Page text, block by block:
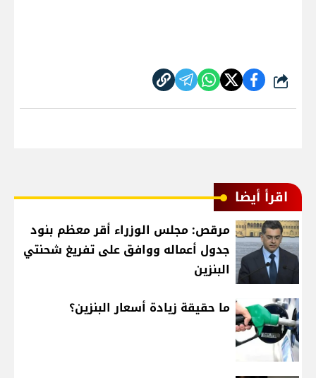
شارك
اقرأ أيضا
مرقص: مجلس الوزراء أقر معظم بنود
جدول أعماله ووافق على تفريغ شحنتي
البنزين
ما حقيقة زيادة أسعار البنزين؟